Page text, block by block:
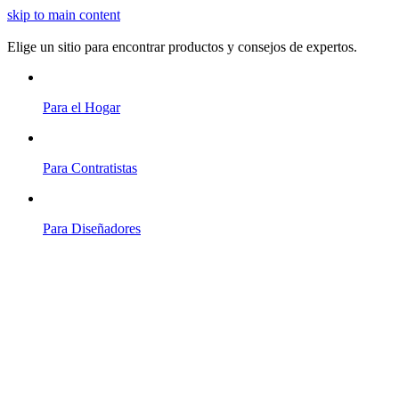
skip to main content
Elige un sitio para encontrar productos y consejos de expertos.
Para el Hogar
Para Contratistas
Para Diseñadores